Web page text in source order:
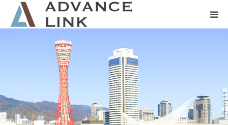
会社概要
ネット保険